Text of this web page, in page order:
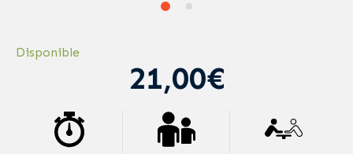
Disponible
21,00€